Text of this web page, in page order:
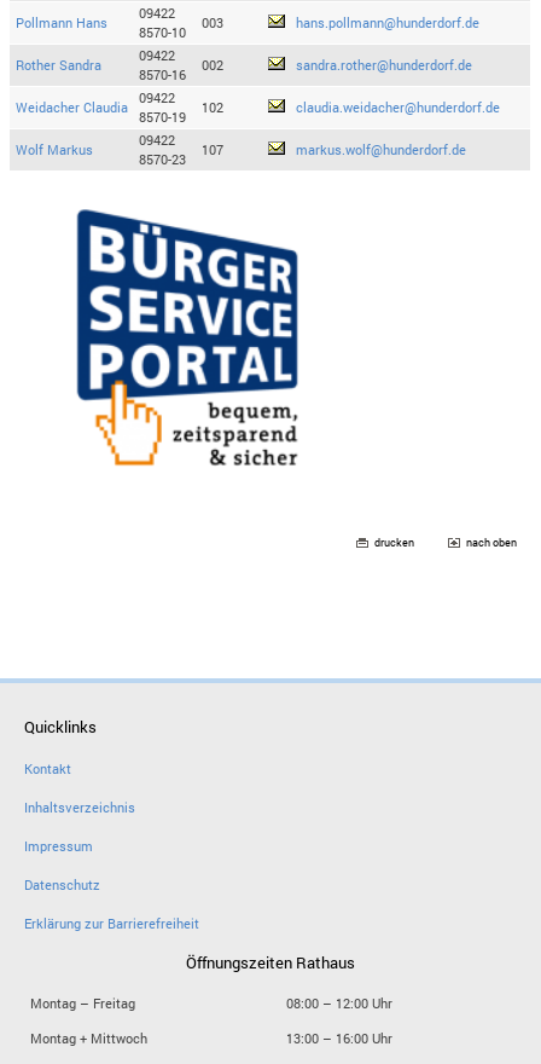
Pollmann Hans
09422
8570-10
003 hans.pollmann@hunderdorf.de
Rother Sandra
09422
8570-16
002 sandra.rother@hunderdorf.de
Weidacher Claudia
09422
8570-19
102 claudia.weidacher@hunderdorf.de
Wolf Markus
09422
8570-23
107 markus.wolf@hunderdorf.de
drucken nach oben
Quicklinks
Kontakt
Inhaltsverzeichnis
Impressum
Datenschutz
Erklärung zur Barrierefreiheit
Öffnungszeiten Rathaus
Montag – Freitag
08:00 – 12:00 Uhr
Montag + Mittwoch
13:00 – 16:00 Uhr